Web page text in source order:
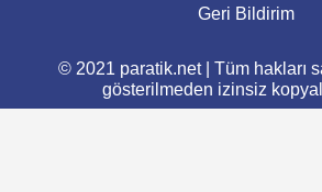
Geri Bildirim
© 2021 paratik.net | Tüm hakları
gösterilmeden izinsiz